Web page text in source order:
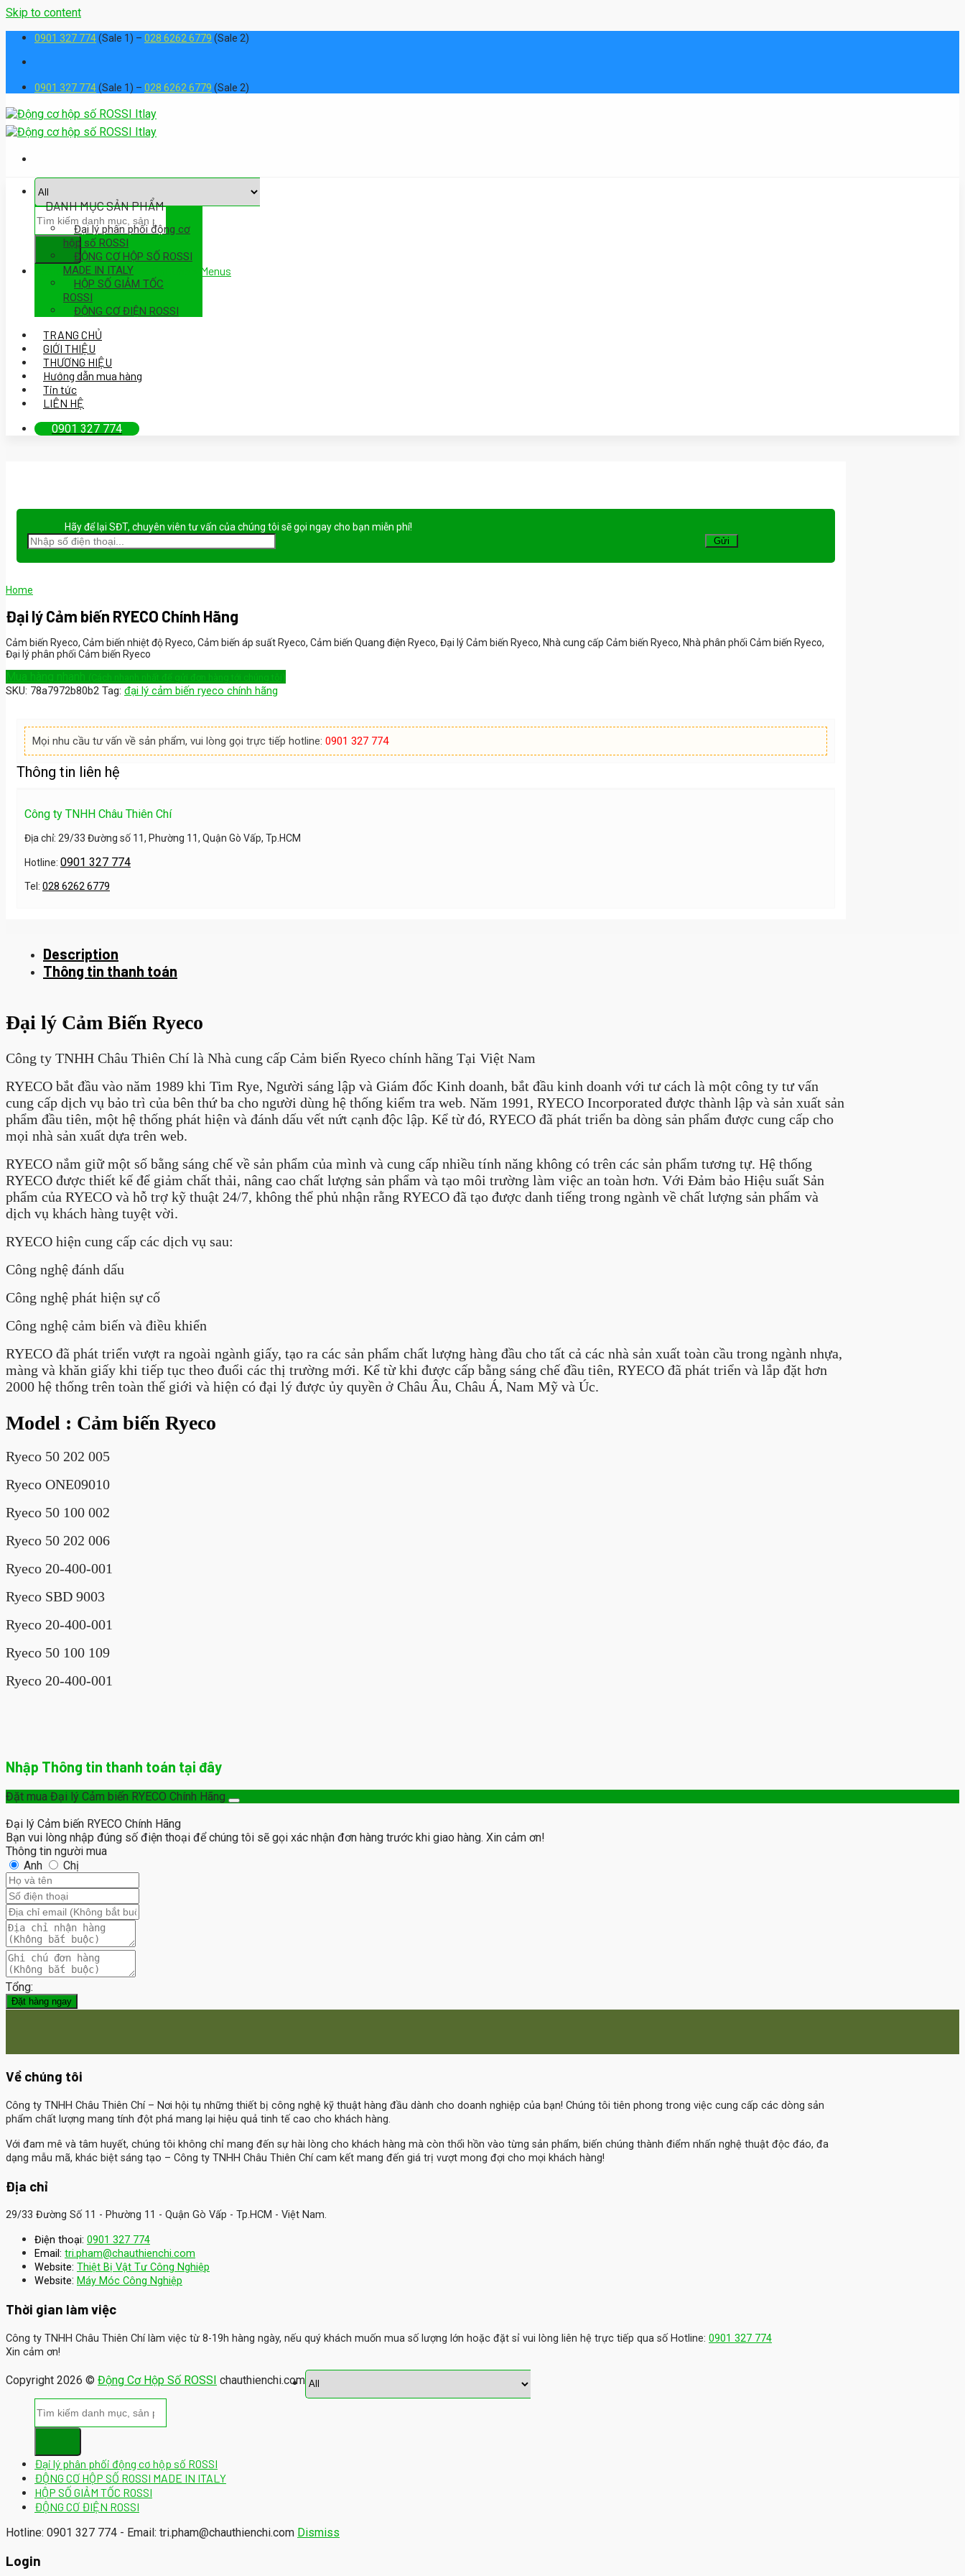
Skip to content
0901 327 774(Sale 1) – 028 6262 6779 (Sale 2)
0901 327 774(Sale 1) – 028 6262 6779 (Sale 2)
Assign a menu in Theme Options > Menus
DANH MỤC SẢN PHẨM
Đại lý phân phối động cơ
hộp số ROSSI
ĐỘNG CƠ HỘP SỐ ROSSI
MADE IN ITALY
HỘP SỐ GIẢM TỐC
ROSSI
ĐỘNG CƠ ĐIỆN ROSSI
TRANG CHỦ
GIỚI THIỆU
THƯƠNG HIỆU
Hướng dẫn mua hàng
Tin tức
LIÊN HỆ
0901 327 774
Hãy để lại SĐT, chuyên viên tư vấn của chúng tôi sẽ gọi ngay cho bạn miễn phí!
Home
Đại lý Cảm biến RYECO Chính Hãng
Cảm biến Ryeco, Cảm biến nhiệt độ Ryeco, Cảm biến áp suất Ryeco, Cảm biến Quang điện Ryeco, Đại lý Cảm biến Ryeco, Nhà cung cấp Cảm biến Ryeco, Nhà phân phối Cảm biến Ryeco,
Đại lý phân phối Cảm biến Ryeco
Mua hàng nhanh (Cách nhanh nhất để gửi đơn hàng tới chúng tôi)
SKU: 78a7972b80b2 Tag: đại lý cảm biến ryeco chính hãng
Mọi nhu cầu tư vấn về sản phẩm, vui lòng gọi trực tiếp hotline: 0901 327 774
Thông tin liên hệ
Công ty TNHH Châu Thiên Chí
Địa chỉ: 29/33 Đường số 11, Phường 11, Quận Gò Vấp, Tp.HCM
Hotline: 0901 327 774
Tel: 028 6262 6779
Description
Thông tin thanh toán
Đại lý Cảm Biến Ryeco
Công ty TNHH Châu Thiên Chí là Nhà cung cấp Cảm biến Ryeco chính hãng Tại Việt Nam
RYECO bắt đầu vào năm 1989 khi Tim Rye, Người sáng lập và Giám đốc Kinh doanh, bắt đầu kinh doanh với tư cách là một công ty tư vấn
cung cấp dịch vụ bảo trì của bên thứ ba cho người dùng hệ thống kiểm tra web. Năm 1991, RYECO Incorporated được thành lập và sản xuất sản
phẩm đầu tiên, một hệ thống phát hiện và đánh dấu vết nứt cạnh độc lập. Kể từ đó, RYECO đã phát triển ba dòng sản phẩm được cung cấp cho
mọi nhà sản xuất dựa trên web.
RYECO nắm giữ một số bằng sáng chế về sản phẩm của mình và cung cấp nhiều tính năng không có trên các sản phẩm tương tự. Hệ thống
RYECO được thiết kế để giảm chất thải, nâng cao chất lượng sản phẩm và tạo môi trường làm việc an toàn hơn. Với Đảm bảo Hiệu suất Sản
phẩm của RYECO và hỗ trợ kỹ thuật 24/7, không thể phủ nhận rằng RYECO đã tạo được danh tiếng trong ngành về chất lượng sản phẩm và
dịch vụ khách hàng tuyệt vời.
RYECO hiện cung cấp các dịch vụ sau:
Công nghệ đánh dấu
Công nghệ phát hiện sự cố
Công nghệ cảm biến và điều khiển
RYECO đã phát triển vượt ra ngoài ngành giấy, tạo ra các sản phẩm chất lượng hàng đầu cho tất cả các nhà sản xuất toàn cầu trong ngành nhựa,
màng và khăn giấy khi tiếp tục theo đuổi các thị trường mới. Kể từ khi được cấp bằng sáng chế đầu tiên, RYECO đã phát triển và lắp đặt hơn
2000 hệ thống trên toàn thế giới và hiện có đại lý được ủy quyền ở Châu Âu, Châu Á, Nam Mỹ và Úc.
Model : Cảm biến Ryeco
Ryeco 50 202 005
Ryeco ONE09010
Ryeco 50 100 002
Ryeco 50 202 006
Ryeco 20-400-001
Ryeco SBD 9003
Ryeco 20-400-001
Ryeco 50 100 109
Ryeco 20-400-001
Nhập Thông tin thanh toán tại đây
Đặt mua Đại lý Cảm biến RYECO Chính Hãng
Đại lý Cảm biến RYECO Chính Hãng
Bạn vui lòng nhập đúng số điện thoại để chúng tôi sẽ gọi xác nhận đơn hàng trước khi giao hàng. Xin cảm ơn!
Thông tin người mua
Anh
Chị
Tổng:
Đặt hàng ngay
Về chúng tôi
Công ty TNHH Châu Thiên Chí– Nơi hội tụ những thiết bị công nghệ kỹ thuật hàng đầu dành cho doanh nghiệp của bạn! Chúng tôi tiên phong trong việc cung cấp các dòng sản
phẩm chất lượng mang tính đột phá mang lại hiệu quả tinh tế cao cho khách hàng.
Với đam mê và tâm huyết, chúng tôi không chỉ mang đến sự hài lòng cho khách hàng mà còn thổi hồn vào từng sản phẩm, biến chúng thành điểm nhấn nghệ thuật độc đáo, đa
dạng mẫu mã, khác biệt sáng tạo – Công ty TNHH Châu Thiên Chí cam kết mang đến giá trị vượt mong đợi cho mọi khách hàng!
Địa chỉ
29/33 Đường Số 11 - Phường 11 - Quận Gò Vấp - Tp.HCM - Việt Nam.
Điện thoại: 0901 327 774
Email: tri.pham@chauthienchi.com
Website: Thiệt Bị Vật Tư Công Nghiệp
Website: Máy Móc Công Nghiệp
Thời gian làm việc
Công ty TNHH Châu Thiên Chí làm việc từ 8-19h hàng ngày, nếu quý khách muốn mua số lượng lớn hoặc đặt sỉ vui lòng liên hệ trực tiếp qua số Hotline: 0901 327 774
Xin cảm ơn!
Copyright 2026 © Động Cơ Hộp Số ROSSI chauthienchi.com
Đại lý phân phối động cơ hộp số ROSSI
ĐỘNG CƠ HỘP SỐ ROSSI MADE IN ITALY
HỘP SỐ GIẢM TỐC ROSSI
ĐỘNG CƠ ĐIỆN ROSSI
Hotline: 0901 327 774 - Email: tri.pham@chauthienchi.com Dismiss
Login